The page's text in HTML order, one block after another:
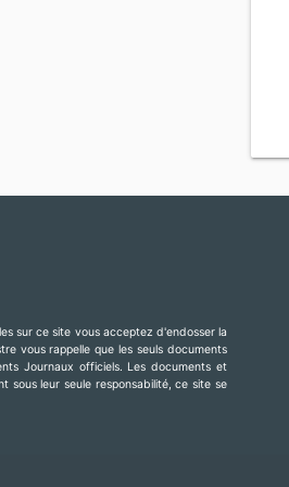
sur ce site vous acceptez d'endosser la
vous rappelle que les seuls documents
Journaux officiels. Les documents et
sous leur seule responsabilité, ce site se